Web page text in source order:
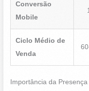
Conversão
Mobile
Ciclo Médio de
Venda
Importância da